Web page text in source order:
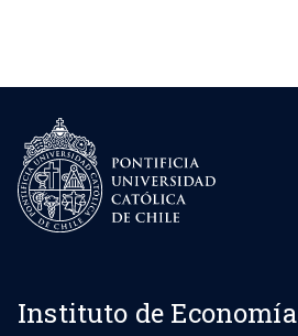
Instituto de Economía